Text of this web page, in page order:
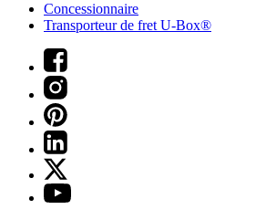
Concessionnaire
Transporteur de fret U-Box®